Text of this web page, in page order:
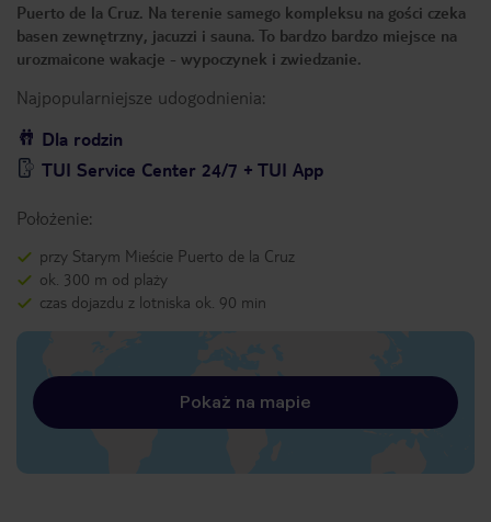
Puerto de la Cruz. Na terenie samego kompleksu na gości czeka
basen zewnętrzny, jacuzzi i sauna. To bardzo bardzo miejsce na
urozmaicone wakacje - wypoczynek i zwiedzanie.
Najpopularniejsze udogodnienia:
Dla rodzin
TUI Service Center 24/7 + TUI App
Położenie:
przy Starym Mieście Puerto de la Cruz
ok. 300 m od plaży
czas dojazdu z lotniska ok. 90 min
Pokaż na mapie